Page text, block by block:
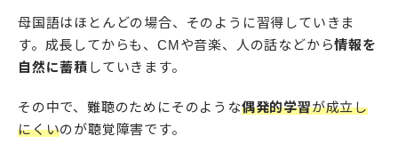
母国語はほとんどの場合、そのように習得していきま
す。成長してからも、CMや音楽、人の話などから情報を
自然に蓄積 していきます。
その中で、難聴のためにそのような偶発的学習が成立し
にくいのが聴覚障害です。